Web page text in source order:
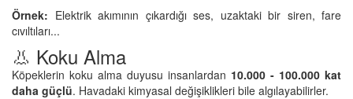
Örnek: Elektrik akımının çıkardığı ses, uzaktaki bir siren, fare
cıvıltıları...
👃 Koku Alma
Köpeklerin koku alma duyusu insanlardan 10.000 - 100.000 kat
daha güçlü. Havadaki kimyasal değişiklikleri bile algılayabilirler.